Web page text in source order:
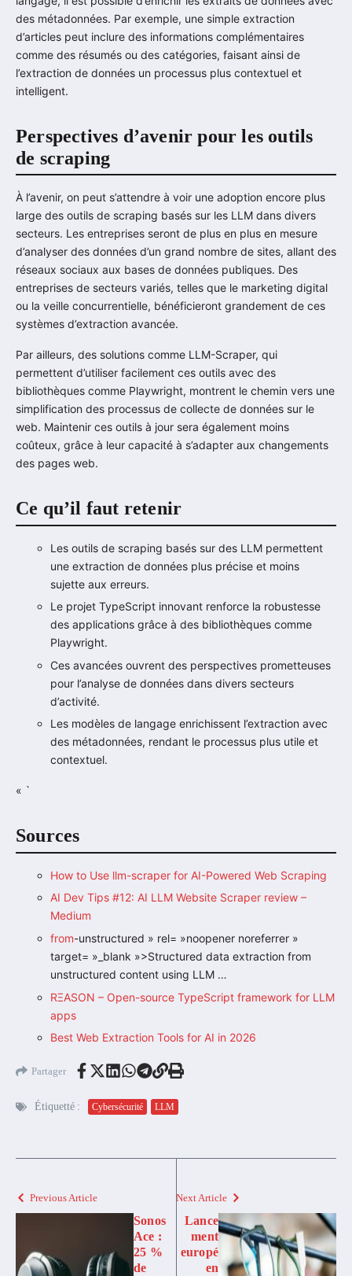
des métadonnées. Par exemple, une simple extraction
d’articles peut inclure des informations complémentaires
comme des résumés ou des catégories, faisant ainsi de
l’extraction de données un processus plus contextuel et
intelligent.
Perspectives d’avenir pour les outils
de scraping
À l’avenir, on peut s’attendre à voir une adoption encore plus
large des outils de scraping basés sur les LLM dans divers
secteurs. Les entreprises seront de plus en plus en mesure
d’analyser des données d’un grand nombre de sites, allant des
réseaux sociaux aux bases de données publiques. Des
entreprises de secteurs variés, telles que le marketing digital
ou la veille concurrentielle, bénéficieront grandement de ces
systèmes d’extraction avancée.
Par ailleurs, des solutions comme LLM-Scraper, qui
permettent d’utiliser facilement ces outils avec des
bibliothèques comme Playwright, montrent le chemin vers une
simplification des processus de collecte de données sur le
web. Maintenir ces outils à jour sera également moins
coûteux, grâce à leur capacité à s’adapter aux changements
des pages web.
Ce qu’il faut retenir
Les outils de scraping basés sur des LLM permettent
une extraction de données plus précise et moins
sujette aux erreurs.
Le projet TypeScript innovant renforce la robustesse
des applications grâce à des bibliothèques comme
Playwright.
Ces avancées ouvrent des perspectives prometteuses
pour l’analyse de données dans divers secteurs
d’activité.
Les modèles de langage enrichissent l’extraction avec
des métadonnées, rendant le processus plus utile et
contextuel.
« `
Sources
How to Use llm-scraper for AI-Powered Web Scraping
AI Dev Tips #12: AI LLM Website Scraper review –
Medium
from-unstructured » rel= »noopener noreferrer »
target= »_blank »>Structured data extraction from
unstructured content using LLM …
RΞASON – Open-source TypeScript framework for LLM
apps
Best Web Extraction Tools for AI in 2026
Partager
Étiquetté : Cybersécurité LLM
Previous Article
Sonos
Ace :
25 %
de
Next Article
Lance
ment
europé
en